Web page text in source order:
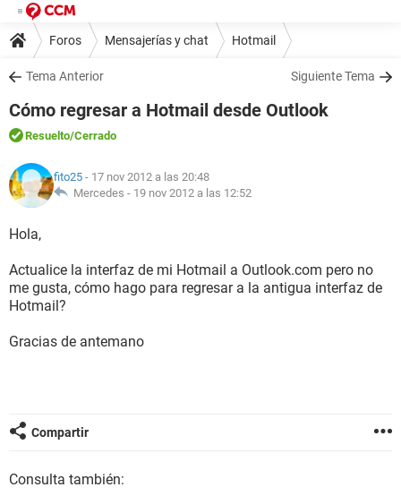
Foros Mensajerías y chat Hotmail
Tema Anterior Siguiente Tema
Cómo regresar a Hotmail desde Outlook
Resuelto/Cerrado
fito25 - 17 nov 2012 a las 20:48
Mercedes - 19 nov 2012 a las 12:52
Hola,
Actualice la interfaz de mi Hotmail a Outlook.com pero no
me gusta, cómo hago para regresar a la antigua interfaz de
Hotmail?
Gracias de antemano
Compartir
Consulta también: